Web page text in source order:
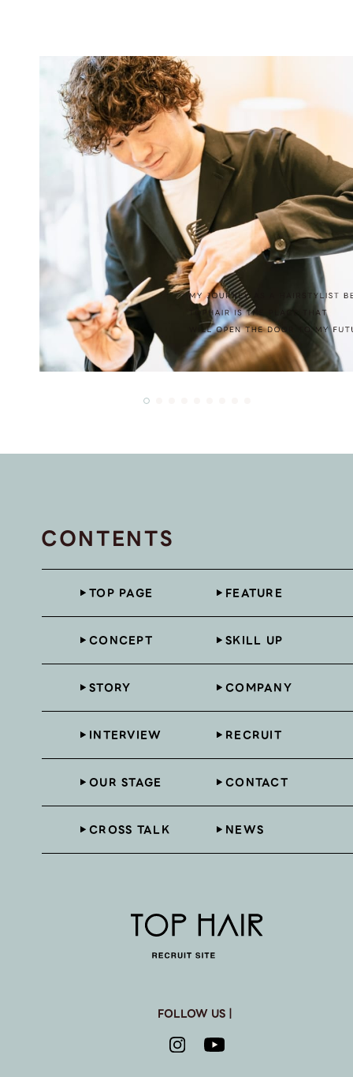
CONTENTS
TOP PAGE FEATURE
CONCEPT SKILL UP
STORY COMPANY
INTERVIEW RECRUIT
OUR STAGE CONTACT
CROSS TALK NEWS
FOLLOW US｜